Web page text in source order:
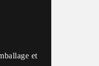
et